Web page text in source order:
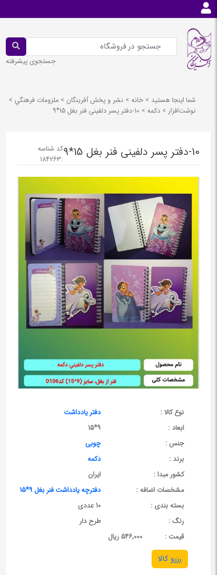
جستجوی پیشرفته
شما اینجا هستید > خانه > نشر و پخش آفرينگان > ملزومات فرهنگي >
نوشت‌افزار > دكمه > 10-دفتر پسر دلفینی فنر بغل 15*9
10-دفتر پسر دلفینی فنر بغل 15*9
کد شناسه
:
184263
نوع کالا :
دفتر یادداشت
ابعاد :
9*15
جنس :
چوبی
برند :
دکمه
کشور مبدا :
ایران
مشخصات اضافه :
دفترچه یادداشت فنر بغل 9*15
بسته بندی :
10 عددی
رنگ :
طرح دار
قيمت :
546,000 ریال
رزرو کالا